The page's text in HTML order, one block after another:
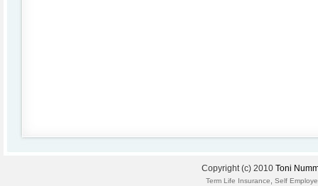
Copyright (c) 2010 Toni
Term Life Insurance Self